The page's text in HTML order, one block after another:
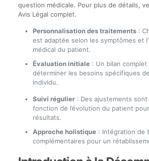
question médicale. Pour plus de détails,
Avis Légal complet.
Personnalisation des traitements:
est adaptée selon les symptômes et
médical du patient.
Évaluation initiale: Un bilan complet
déterminer les besoins spécifiques
individu.
Suivi régulier: Des ajustements sont
fonction de l’évolution du patient
résultats.
Approche holistique: Intégration de
complémentaires pour un